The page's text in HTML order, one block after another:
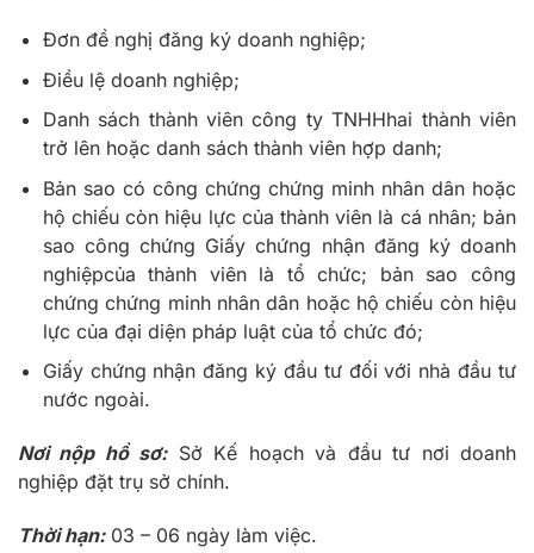
Đơn đề nghị đăng ký doanh nghiệp;
Điều lệ doanh nghiệp;
Danh sách thành viên công ty TNHHhai thành viên
trở lên hoặc danh sách thành viên hợp danh;
Bản sao có công chứng chứng minh nhân dân hoặc
hộ chiếu còn hiệu lực của thành viên là cá nhân; bản
sao công chứng Giấy chứng nhận đăng ký doanh
nghiệpcủa thành viên là tổ chức; bản sao công
chứng chứng minh nhân dân hoặc hộ chiếu còn hiệu
lực của đại diện pháp luật của tổ chức đó;
Giấy chứng nhận đăng ký đầu tư đối với nhà đầu tư
nước ngoài.
Nơi nộp hồ sơ:Sở Kế hoạch và đầu tư nơi doanh
nghiệp đặt trụ sở chính.
Thời hạn:03 – 06 ngày làm việc.